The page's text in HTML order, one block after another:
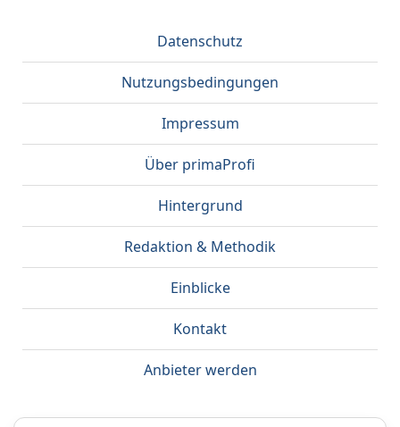
Datenschutz
Nutzungsbedingungen
Impressum
Über primaProfi
Hintergrund
Redaktion & Methodik
Einblicke
Kontakt
Anbieter werden